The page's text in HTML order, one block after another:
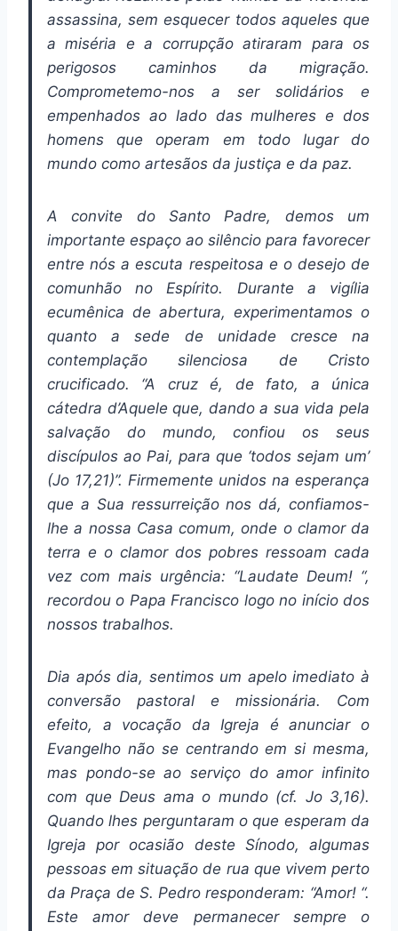
assassina, sem esquecer todos aqueles que
a miséria e a corrupção atiraram para os
perigosos caminhos da migração.
Comprometemo-nos a ser solidários e
empenhados ao lado das mulheres e dos
homens que operam em todo lugar do
mundo como artesãos da justiça e da paz.
A convite do Santo Padre, demos um
importante espaço ao silêncio para favorecer
entre nós a escuta respeitosa e o desejo de
comunhão no Espírito. Durante a vigília
ecumênica de abertura, experimentamos o
quanto a sede de unidade cresce na
contemplação silenciosa de Cristo
crucificado. “A cruz é, de fato, a única
cátedra d’Aquele que, dando a sua vida pela
salvação do mundo, confiou os seus
discípulos ao Pai, para que ‘todos sejam um’
(Jo 17,21)”. Firmemente unidos na esperança
que a Sua ressurreição nos dá, confiamos-
lhe a nossa Casa comum, onde o clamor da
terra e o clamor dos pobres ressoam cada
vez com mais urgência: “Laudate Deum! “,
recordou o Papa Francisco logo no início dos
nossos trabalhos.
Dia após dia, sentimos um apelo imediato à
conversão pastoral e missionária. Com
efeito, a vocação da Igreja é anunciar o
Evangelho não se centrando em si mesma,
mas pondo-se ao serviço do amor infinito
com que Deus ama o mundo (cf. Jo 3,16).
Quando lhes perguntaram o que esperam da
Igreja por ocasião deste Sínodo, algumas
pessoas em situação de rua que vivem perto
da Praça de S. Pedro responderam: “Amor! “.
Este amor deve permanecer sempre o